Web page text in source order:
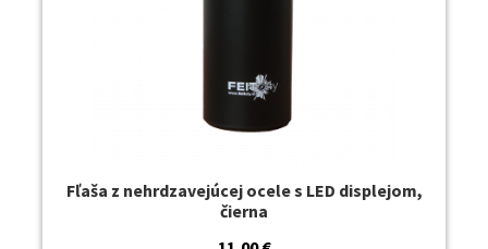
Fľaša z nehrdzavejúcej ocele s LED displejom,
čierna